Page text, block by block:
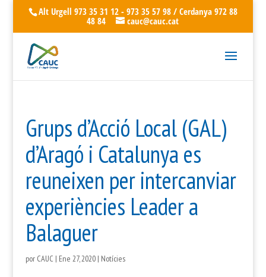
Alt Urgell 973 35 31 12 - 973 35 57 98 / Cerdanya 972 88
48 84
cauc@cauc.cat
Grups d’Acció Local (GAL)
d’Aragó i Catalunya es
reuneixen per intercanviar
experiències Leader a
Balaguer
por CAUC | Ene 27, 2020| Notícies